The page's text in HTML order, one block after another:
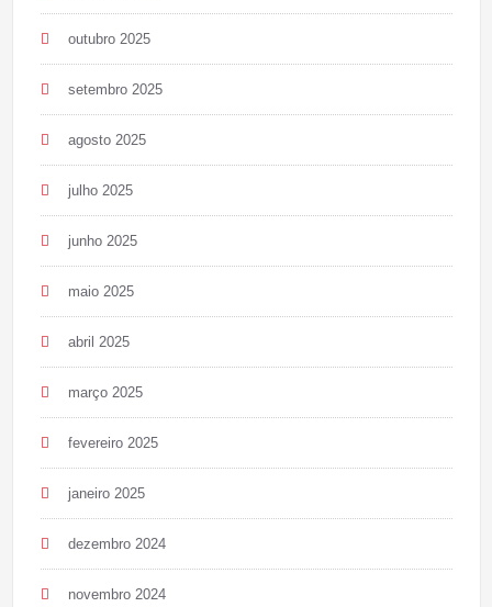
outubro 2025
setembro 2025
agosto 2025
julho 2025
junho 2025
maio 2025
abril 2025
março 2025
fevereiro 2025
janeiro 2025
dezembro 2024
novembro 2024